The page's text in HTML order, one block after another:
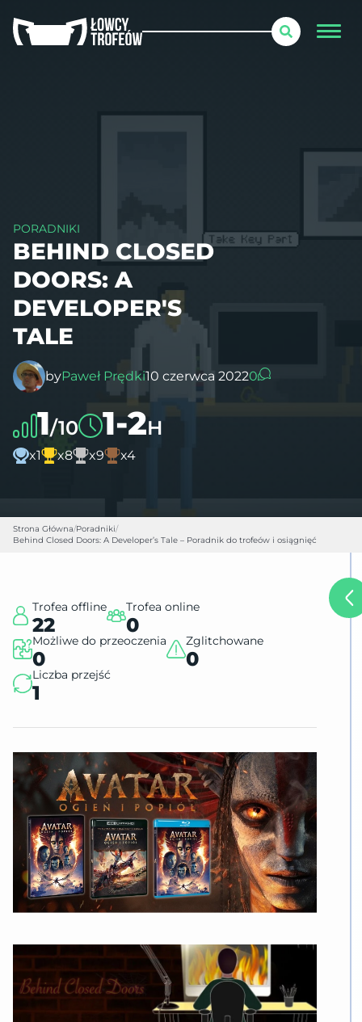
PORADNIKI
BEHIND CLOSED
DOORS: A
DEVELOPER'S
TALE
byPaweł Prędki10 czerwca 20220
1/10 1-2H
x1 x8 x9 x4
Strona Główna/Poradniki/
Behind Closed Doors: A Developer’s Tale – Poradnik do trofeów i osiągnięć
Trofea offline
22
Trofea online
0
Możliwe do przeoczenia
0
Zglitchowane
0
Liczba przejść
1